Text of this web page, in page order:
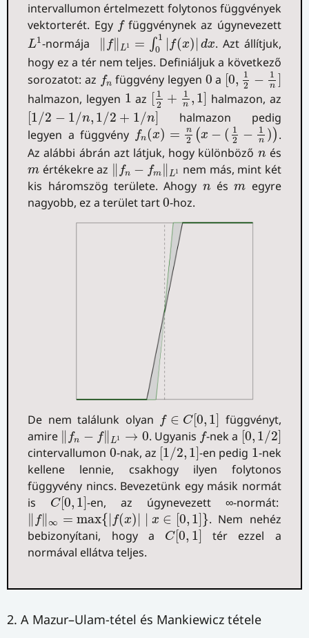
intervallumon értelmezett folytonos függvények
vektorterét. Egy f
ffüggvénynek az úgynevezett
L1
L1-normája f∥ L1 = ∫ 1
0
f(x) dx
‖f‖L 1=∫01|f(x)|dx
. Azt állítjuk,
hogy ez a tér nem teljes. Definiáljuk a következő
sorozatot: az fn
fn függvény legyen 0
0 a [0, 1
2
− 1
n
[0,12−1n]
halmazon, legyen 1
1 az
1
2
+ 1
n , 1
[12+1n,1]halmazon, az
[1/2 − 1/n, 1/2 + 1/n]
[1 /2 /n,1 /2+1 n ]
halmazon pedig
legyen a függvény
fn(x) = n
2 (x − ( 1
2
− 1
n ) )
fn(x)= 2(x−(12−1 )
.
Az alábbi ábrán azt látjuk, hogy különböző n
n és
m
m értékekre az fn − fm L1
‖fn −fm‖L1 nem más, mint két
kis háromszög területe. Ahogy n
n ésm
m egyre
nagyobb, ez a terület tart0
0-hoz.
De nem találunk olyan f ∈ C 0, 1
f∈C[0,1 ]
függvényt,
amire
fn − f∥ L1 → 0
‖fn−f‖L1→0 . Ugyanis f
f-nek a 0, 1/2
[0,1/2]
cintervallumon 0
0-nak, az 1/2, 1 ]
[1/2,1]-en pedig 1
1-nek
kellene lennie, csakhogy ilyen folytonos
függyvény nincs. Bevezetünk egy másik normát
is
C 0, 1 ]
C[0,1]-en, az úgynevezett ∞-normát:
f∥∞ = max{ f(x) x ∈ 0, 1 }
‖f‖ ∞=max{|f( x)|∣x ∈[0,1]}
. Nem nehéz
bebizonyítani, hogy a
C [0, 1
C[0,1] tér ezzel a
normával ellátva teljes.
2. A Mazur–Ulam-tétel és Mankiewicz tétele